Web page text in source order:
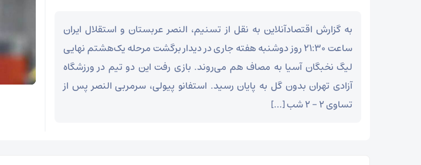
به گزارش اقتصادآنلاین به نقل از تسنیم، النصر عربستان و استقلال ایران
ساعت ۲۱:۳۰ روز دوشنبه هفته جاری در دیدار برگشت مرحله یک‌هشتم نهایی
لیگ نخبگان آسیا به مصاف هم می‌روند. بازی رفت این دو تیم در ورزشگاه
آزادی تهران بدون گل به پایان رسید. استفانو پیولی، سرمربی النصر پس از
تساوی ۲ – ۲ شب […]